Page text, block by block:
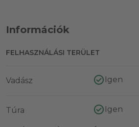
Információk
FELHASZNÁLÁSI TERÜLET
Vadász Igen
Túra Igen